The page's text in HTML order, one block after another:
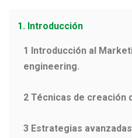
1. Introducción
1 Introducción al
engineering.
2 Técnicas de creación
3 Estrategias